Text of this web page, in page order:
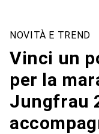
NOVITÀ E TREND
Vinci un
per la
Jungfrau